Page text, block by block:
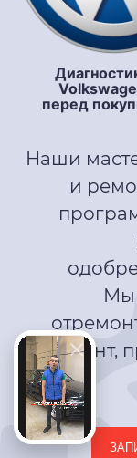
перед
Наши
и
Мы
элемент,